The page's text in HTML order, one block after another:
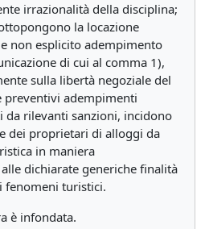
irrazionalità della disciplina;
la locazione
non esplicito adempimento
di cui al comma 1),
sulla libertà negoziale del
preventivi adempimenti
rilevanti sanzioni, incidono
dei proprietari di alloggi da
in maniera
dichiarate generiche finalità
fenomeni turistici.
è infondata.